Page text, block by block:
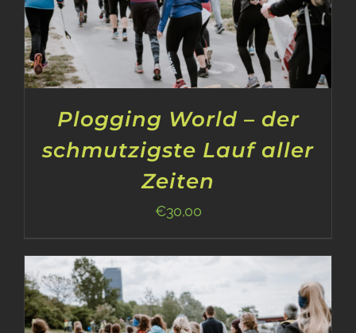
Plogging World – der
schmutzigste Lauf aller
Zeiten
€30,00